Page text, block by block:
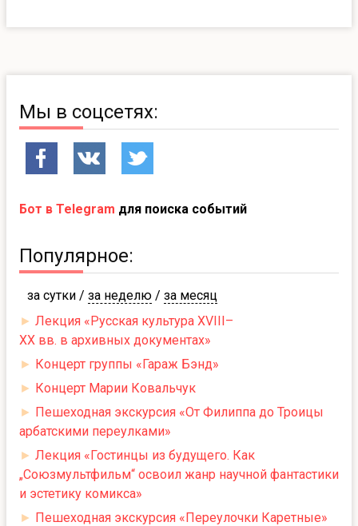
Мы в соцсетях:
Бот в Telegram для поиска событий
Популярное:
за сутки / за неделю / за месяц
► Лекция «Русская культура XVIII–
XX вв. в архивных документах»
► Концерт группы «Гараж Бэнд»
► Концерт Марии Ковальчук
► Пешеходная экскурсия «От Филиппа до Троицы
арбатскими переулками»
► Лекция «Гостинцы из будущего. Как
„Союзмультфильм“ освоил жанр научной фантастики
и эстетику комикса»
► Пешеходная экскурсия «Переулочки Каретные»